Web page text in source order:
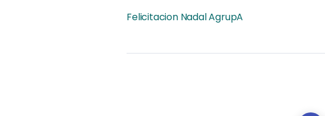
Felicitacion Nadal AgrupA